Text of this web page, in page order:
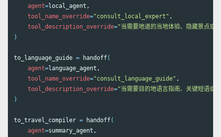
agent=local_agent,
tool_name_override="consult_local_expert" ,
tool_description_override="当需要地道的当地体验、隐藏景点或
)
to_language_guide = handoff(
agent=language_agent,
tool_name_override="consult_language_guide" ,
tool_description_override="当需要目的地语言指南、关键短语或
)
to_travel_compiler = handoff(
agent=summary_agent,